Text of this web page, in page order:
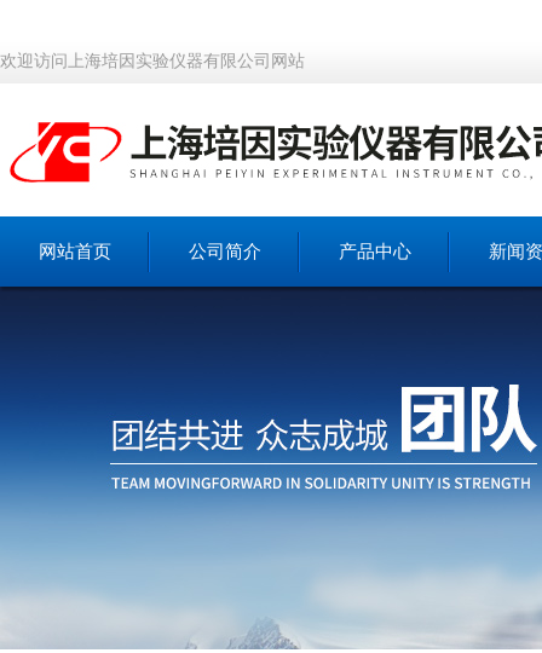
欢迎访问上海培因实验仪器有限公司网站
网站首页 公司简介 产品中心 新闻